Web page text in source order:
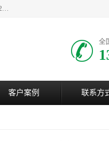
深圳市臻达管理顾问有限公司成立于2006，注册地位于广东深圳市。经营范围有：实验室认证咨询公司,CMA认证咨询公司,17020资质认证辅导机构,CNAS认证咨询,CMA资质办理,CMA咨询,实验室认可咨询,CNAS认可咨询,CNAS认证办理,17025认证咨询,17020认证咨询办理,17020认可咨询等，欢迎有需要的前来咨询。
全
客户案例 联系方